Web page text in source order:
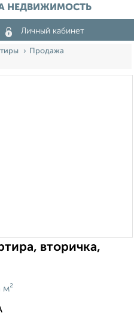
НЕДВИЖИМОСТЬ
Личный кабинет
Продажа
вторичка,
м²